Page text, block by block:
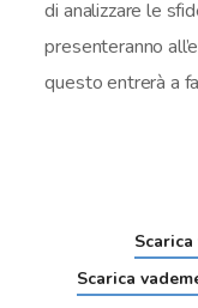
di analizzare le
presenteranno
questo entrerà a
Scarica